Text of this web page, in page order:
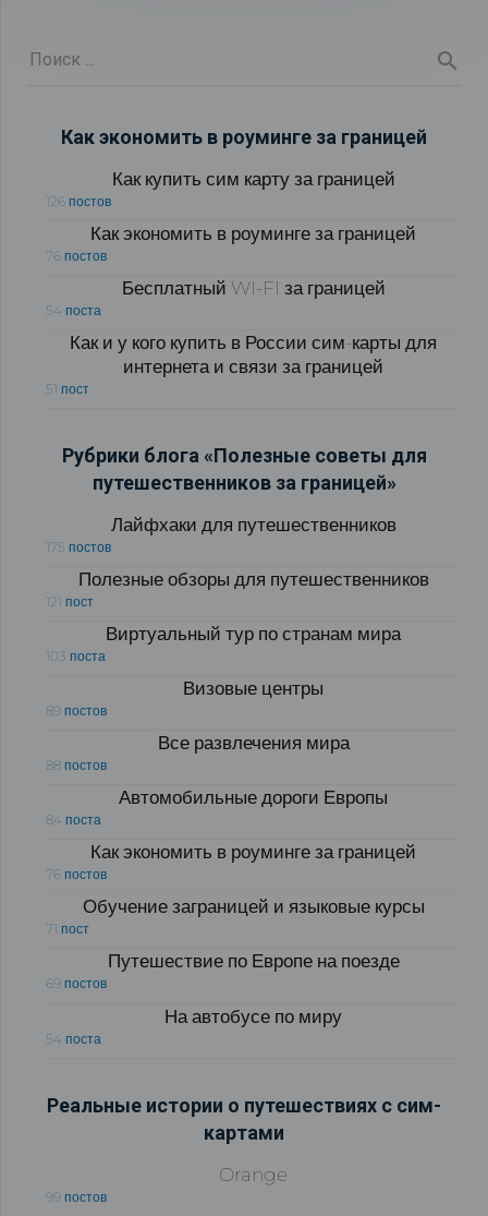
Как экономить в роуминге за границей
Как купить сим карту за границей
126 постов
Как экономить в роуминге за границей
76 постов
Бесплатный WI-FI за границей
54 поста
Как и у кого купить в России сим-карты для
интернета и связи за границей
51 пост
Рубрики блога «Полезные советы для
путешественников за границей»
Лайфхаки для путешественников
175 постов
Полезные обзоры для путешественников
121 пост
Виртуальный тур по странам мира
103 поста
Визовые центры
89 постов
Все развлечения мира
88 постов
Автомобильные дороги Европы
84 поста
Как экономить в роуминге за границей
76 постов
Обучение заграницей и языковые курсы
71 пост
Путешествие по Европе на поезде
69 постов
На автобусе по миру
54 поста
Реальные истории о путешествиях с сим-
картами
Orange
99 постов